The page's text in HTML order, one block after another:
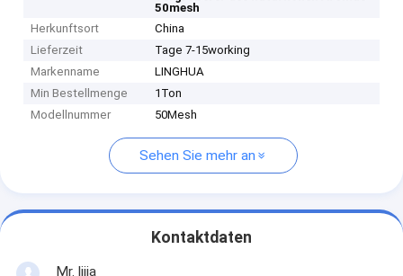
50mesh
Herkunftsort
China
Lieferzeit
Tage 7-15working
Markenname
LINGHUA
Min Bestellmenge
1Ton
Modellnummer
50Mesh
Sehen Sie mehr an
Kontaktdaten
Mr. lijia